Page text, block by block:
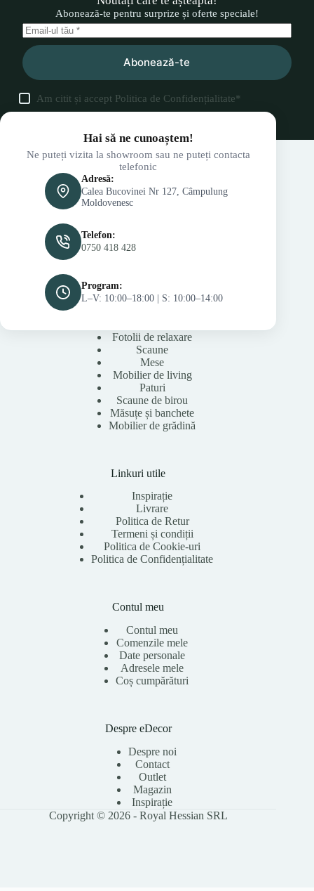
Abonează-te pentru surprize și oferte speciale!
Abonează-te
Am citit și accept Politica de Confidențialitate*
Hai să ne cunoaștem!
Ne puteți vizita la showroom sau ne puteți contacta
telefonic
Adresă:
Calea Bucovinei Nr 127, Câmpulung
Moldovenesc
Telefon:
0750 418 428
Program:
L–V: 10:00–18:00 | S: 10:00–14:00
Fotolii de relaxare
Scaune
Mese
Mobilier de living
Paturi
Scaune de birou
Măsuțe și banchete
Mobilier de grădină
Linkuri utile
Inspirație
Livrare
Politica de Retur
Termeni și condiții
Politica de Cookie-uri
Politica de Confidențialitate
Contul meu
Contul meu
Comenzile mele
Date personale
Adresele mele
Coș cumpărături
Despre eDecor
Despre noi
Contact
Outlet
Magazin
Inspirație
Copyright © 2026 - Royal Hessian SRL